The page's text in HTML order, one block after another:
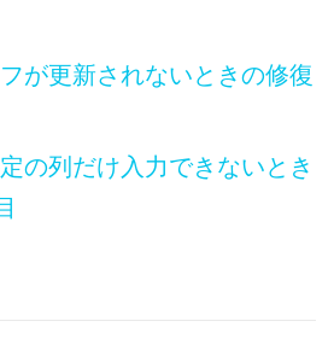
が更新されないときの修復
の列だけ入力できないとき